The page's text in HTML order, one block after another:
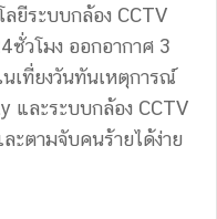
ยีระบบกล้อง CCTV
ชั่วโมง ออกอากาศ 3
เที่ยงวันทันเหตุการณ์
และระบบกล้อง CCTV
ะตามจับคนร้ายได้ง่าย